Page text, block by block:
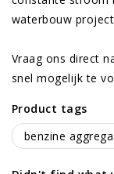
waterbouw
Vraag ons direct
snel mogelijk te
Product tags
benzine